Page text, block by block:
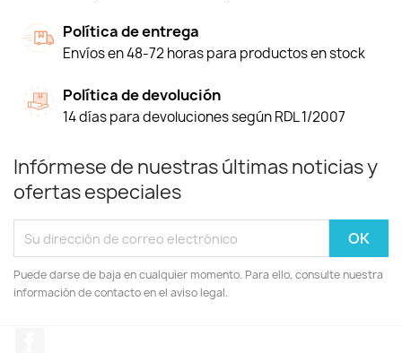
Política de entrega
Envíos en 48-72 horas para productos en stock
Política de devolución
14 días para devoluciones según RDL 1/2007
Infórmese de nuestras últimas noticias y
ofertas especiales
Puede darse de baja en cualquier momento. Para ello, consulte nuestra
información de contacto en el aviso legal.